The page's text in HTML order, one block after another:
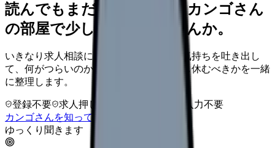
読んでもまだ苦しいなら、カンゴさん
の部屋で少し話してみませんか。
いきなり求人相談には進みません。今の気持ちを吐き出し
て、何がつらいのか、辞めるべきか、少し休むべきかを一緒
に整理します。
登録不要 求人押し売りなし
病院名は入力不要
カンゴさんを知ってから相談する
ゆっくり聞きます